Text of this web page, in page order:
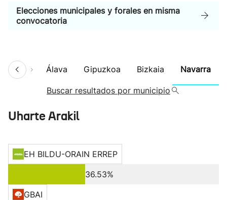
Ikusmiran
Elecciones municipales y forales en misma
convocatoria
Álava Gipuzkoa Bizkaia Navarra
Buscar resultados por municipio
Uharte Arakil
EH BILDU-ORAIN ERREP
36.53%
GBAI